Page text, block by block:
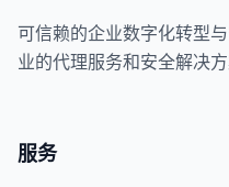
可信赖的企业数字化转型
业的代理服务和安全解决方
服务